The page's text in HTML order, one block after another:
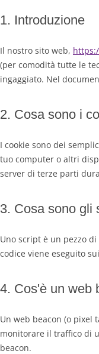
1. Introduzione
Il nostro sito web,
(per comodità tutte le
ingaggiato. Nel
2. Cosa sono i
I cookie sono dei
tuo computer o altri
server di terze parti
3. Cosa sono gli
Uno script è un pezzo
codice viene eseguito
4. Cos'è un web
Un web beacon (o pixel
monitorare il traffico di
beacon.